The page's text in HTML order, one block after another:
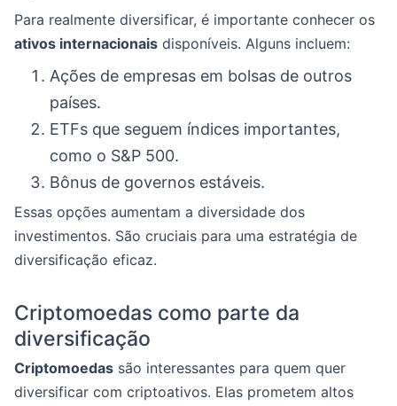
Para realmente diversificar, é importante conhecer os
ativos internacionais disponíveis. Alguns incluem:
Ações de empresas em bolsas de outros
países.
ETFs que seguem índices importantes,
como o S&P 500.
Bônus de governos estáveis.
Essas opções aumentam a diversidade dos
investimentos. São cruciais para uma estratégia de
diversificação eficaz.
Criptomoedas como parte da
diversificação
Criptomoedas são interessantes para quem quer
diversificar com criptoativos. Elas prometem altos